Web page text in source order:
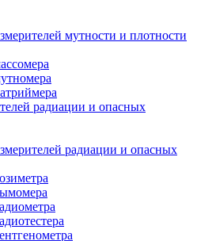
мутности и плотности
радиации и опасных
радиации и опасных